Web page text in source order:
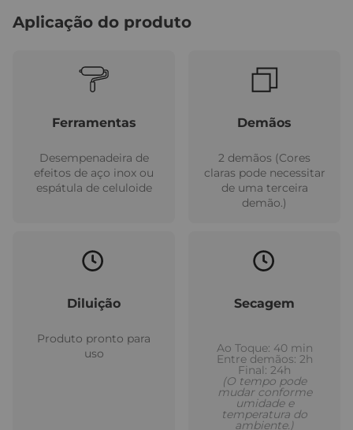
Aplicação do produto
Diluição
Produto pronto para
uso
Ferramentas
Desempenadeira de
efeitos de aço inox ou
espátula de celuloide
Secagem
Ao Toque: 40 min
Entre demãos: 2h
Final: 24h
(O tempo pode
mudar conforme
umidade e
temperatura do
ambiente.)
Demãos
2 demãos (Cores
claras pode necessitar
de uma terceira
demão.)